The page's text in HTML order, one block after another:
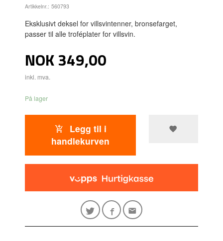
Artikkelnr.: 560793
Eksklusivt deksel for villsvintenner, bronsefarget,
passer til alle troféplater for villsvin.
Pris
NOK349,00
inkl. mva.
På lager
Legg til i
handlekurven